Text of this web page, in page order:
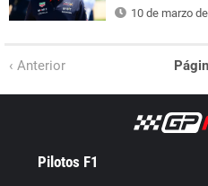
10 de marzo
‹ Anterior
Pilotos F1